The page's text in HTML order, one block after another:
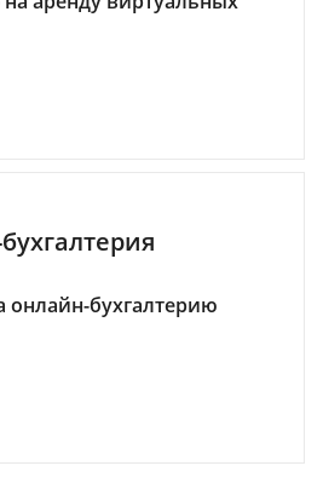
онлайн-бухгалтерию